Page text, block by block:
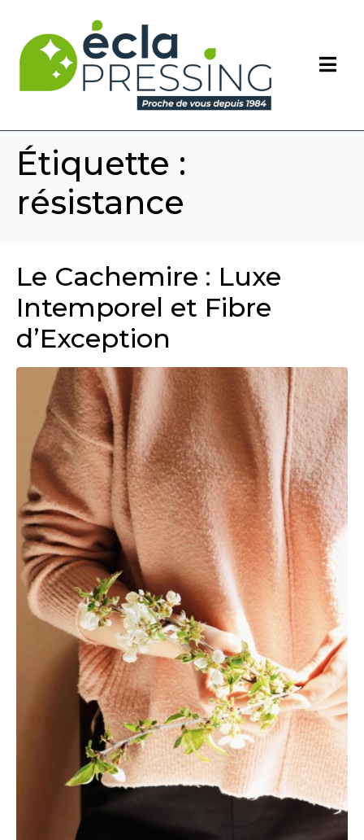
Étiquette :
résistance
Le Cachemire : Luxe
Intemporel et Fibre
d’Exception